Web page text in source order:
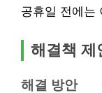
공휴일 전에는
해결책 제
해결 방안